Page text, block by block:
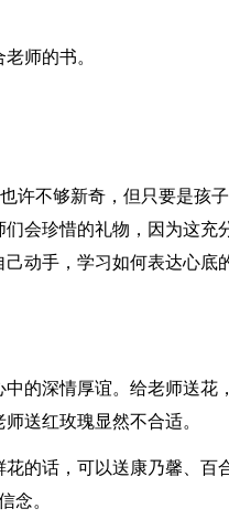
师的书。
许不够新奇，但只要是孩
会珍惜的礼物，因为这充
动手，学习如何表达心底
的深情厚谊。给老师送花
送红玫瑰显然不合适。
的话，可以送康乃馨、百
念。